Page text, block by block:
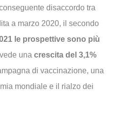
disaccordo tra
a marzo 2020, il secondo
le prospettive sono più
una crescita del 3,1%
di vaccinazione, una
mondiale e il rialzo dei